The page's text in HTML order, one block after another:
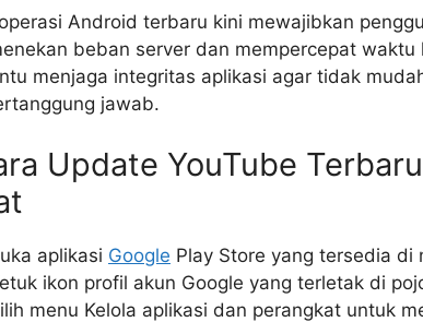
Android terbaru kini mewajibkan
beban server dan mempercepat
menjaga integritas aplikasi agar tidak
jawab.
Update YouTube
aplikasi Google Play Store yang tersedia di
ikon profil akun Google yang terletak di
menu Kelola aplikasi dan perangkat untuk